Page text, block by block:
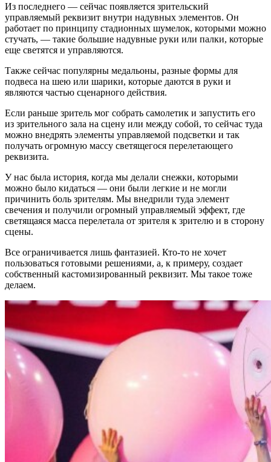
Из последнего — сейчас появляется зрительский
управляемый реквизит внутри надувных элементов. Он
работает по принципу стадионных шумелок, которыми можно
стучать, — такие большие надувные руки или палки, которые
еще светятся и управляются.
Также сейчас популярны медальоны, разные формы для
подвеса на шею или шарики, которые даются в руки и
являются частью сценарного действия.
Если раньше зритель мог собрать самолетик и запустить его
из зрительного зала на сцену или между собой, то сейчас туда
можно внедрять элементы управляемой подсветки и так
получать огромную массу светящегося перелетающего
реквизита.
У нас была история, когда мы делали снежки, которыми
можно было кидаться — они были легкие и не могли
причинить боль зрителям. Мы внедрили туда элемент
свечения и получили огромный управляемый эффект, где
светящаяся масса перелетала от зрителя к зрителю и в сторону
сцены.
Все ограничивается лишь фантазией. Кто-то не хочет
пользоваться готовыми решениями, а, к примеру, создает
собственный кастомизированный реквизит. Мы такое тоже
делаем.